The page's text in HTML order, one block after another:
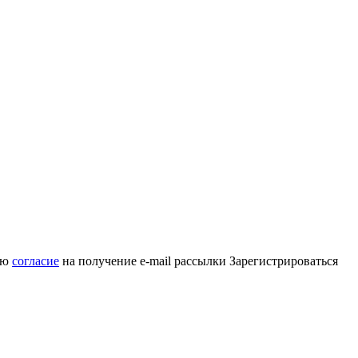
согласие на получение e-mail рассылки Зарегистрироваться